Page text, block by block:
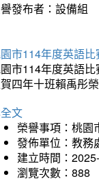
發布者：設備組
市114年度英語比
市114年度英語
四年十班賴禹彤
文
榮譽事項：桃園
發佈單位：教務
建立時間：
瀏覽次數：888